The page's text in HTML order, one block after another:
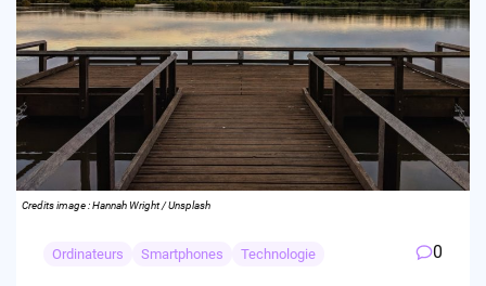
Credits image : Hannah Wright / Unsplash
Ordinateurs Smartphones Technologie 0